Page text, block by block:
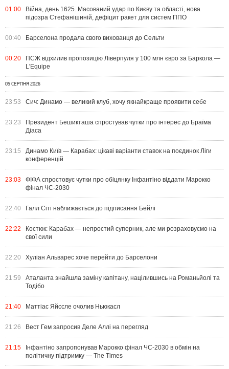
01:00
Війна, день 1625. Масований удар по Києву та області, нова
підозра Стефанішиній, дефіцит ракет для систем ППО
00:40 Барселона продала свого вихованця до Сельти
00:20
ПСЖ відхилив пропозицію Ліверпуля у 100 млн євро за Баркола —
L'Equipe
05 СЕРПНЯ 2026
23:53 Сич: Динамо — великий клуб, хочу якнайкраще проявити себе
23:23
Президент Бешикташа спростував чутки про інтерес до Браїма
Діаса
23:15
Динамо Київ — Карабах: цікаві варіанти ставок на поєдинок Ліги
конференцій
23:03
ФІФА спростовує чутки про обіцянку Інфантіно віддати Марокко
фінал ЧС-2030
22:40 Галл Сіті наближається до підписання Бейлі
22:22
Костюк: Карабах — непростий суперник, але ми розраховуємо на
свої сили
22:20 Хуліан Альварес хоче перейти до Барселони
21:59
Аталанта знайшла заміну капітану, націлившись на Романьйолі та
Тодібо
21:40 Маттіас Яйссле очолив Ньюкасл
21:26 Вест Гем запросив Деле Аллі на перегляд
21:15
Інфантіно запропонував Марокко фінал ЧС-2030 в обмін на
політичну підтримку — The Times